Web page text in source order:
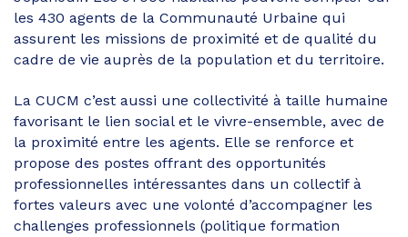
les 430 agents de la Communauté Urbaine qui
assurent les missions de proximité et de qualité du
cadre de vie auprès de la population et du territoire.
La CUCM c’est aussi une collectivité à taille humaine
favorisant le lien social et le vivre-ensemble, avec de
la proximité entre les agents. Elle se renforce et
propose des postes offrant des opportunités
professionnelles intéressantes dans un collectif à
fortes valeurs avec une volonté d’accompagner les
challenges professionnels (politique formation